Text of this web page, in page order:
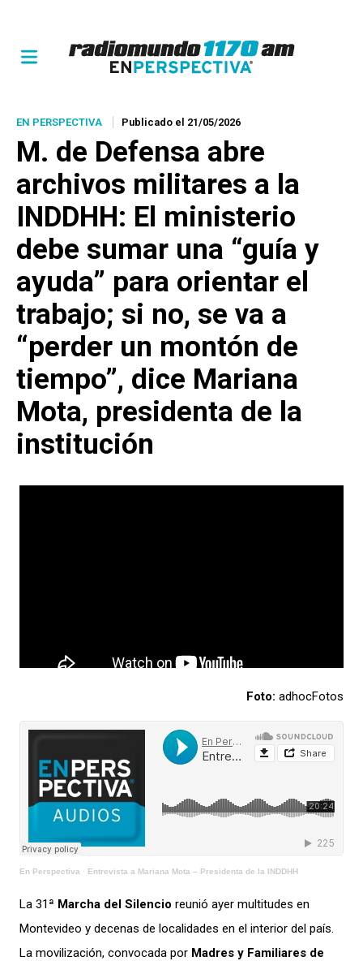
EN PERSPECTIVA Publicado el 21/05/2026
M. de Defensa abre
archivos militares a la
INDDHH: El ministerio
debe sumar una “guía y
ayuda” para orientar el
trabajo; si no, se va a
“perder un montón de
tiempo”, dice Mariana
Mota, presidenta de la
institución
Foto: adhocFotos
En Perspectiva · Entrevista a Mariana Mota – Presidenta de la INDDHH
La 31ª Marcha del Silencio reunió ayer multitudes en
Montevideo y decenas de localidades en el interior del país.
La movilización, convocada por Madres y Familiares de